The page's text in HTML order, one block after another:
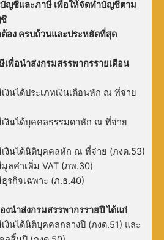
ญชีและภาษี เพื่อให้จัดทำบัญชีตาม
อง ครบถ้วนและประหยัดที่สุด
พื่อนำส่งกรมสรรพากรรายเดือน
งินได้ประเภทเงินเดือนหัก ณ ที่จ่าย
งินได้บุคคลธรรมดาหัก ณ ที่จ่าย
งินได้นิติบุคคลหัก ณ ที่จ่าย (ภงด.53)
ลค่าเพิ่ม VAT (ภพ.30)
รกิจเฉพาะ (ภ.ธ.40)
งนำส่งกรมสรรพากรรายปี ได้แก่
งินได้นิติบุคคลกลางปี (ภงด.51) และ